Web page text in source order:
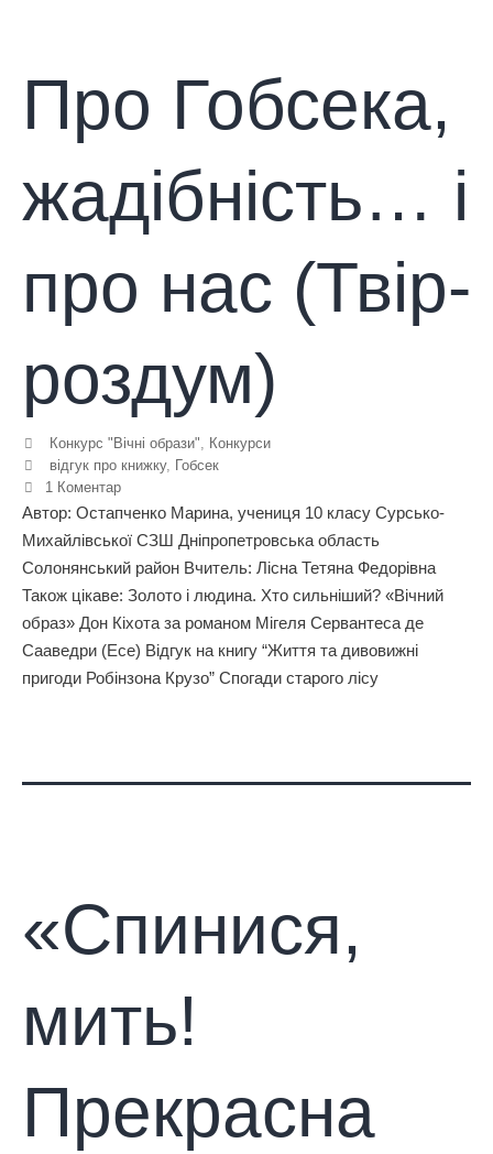
Про Гобсека,
жадібність… і
про нас (Твір-
роздум)
Конкурс "Вічні образи"
Конкурси
відгук про книжку, Гобсек
1 Коментар
Автор: Остапченко Марина, учениця 10 класу Сурсько-
Михайлівської СЗШ Дніпропетровська область
Солонянський район Вчитель: Лісна Тетяна Федорівна
Також цікаве: Золото і людина. Хто сильніший? «Вічний
образ» Дон Кіхота за романом Мігеля Сервантеса де
Сааведри (Есе) Відгук на книгу “Життя та дивовижні
пригоди Робінзона Крузо” Спогади старого лісу
«Спинися,
мить!
Прекрасна